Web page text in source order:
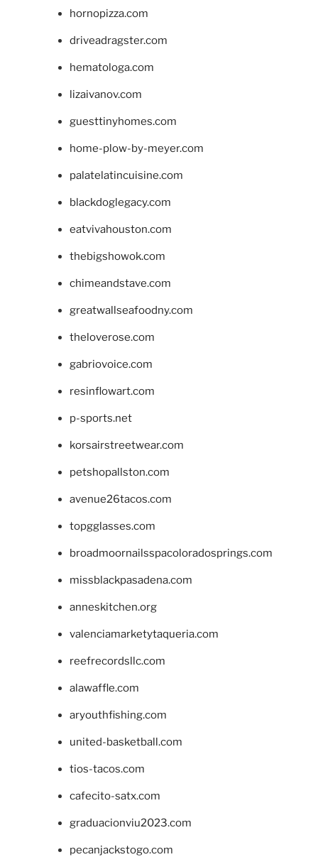
hornopizza.com
driveadragster.com
hematologa.com
lizaivanov.com
guesttinyhomes.com
home-plow-by-meyer.com
palatelatincuisine.com
blackdoglegacy.com
eatvivahouston.com
thebigshowok.com
chimeandstave.com
greatwallseafoodny.com
theloverose.com
gabriovoice.com
resinflowart.com
p-sports.net
korsairstreetwear.com
petshopallston.com
avenue26tacos.com
topgglasses.com
broadmoornailsspacoloradosprings.com
missblackpasadena.com
anneskitchen.org
valenciamarketytaqueria.com
reefrecordsllc.com
alawaffle.com
aryouthfishing.com
united-basketball.com
tios-tacos.com
cafecito-satx.com
graduacionviu2023.com
pecanjackstogo.com